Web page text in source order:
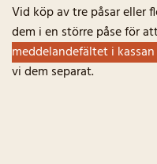
Vid köp av tre påsar eller
dem i en större påse för
meddelandefältet i
vi dem separat.